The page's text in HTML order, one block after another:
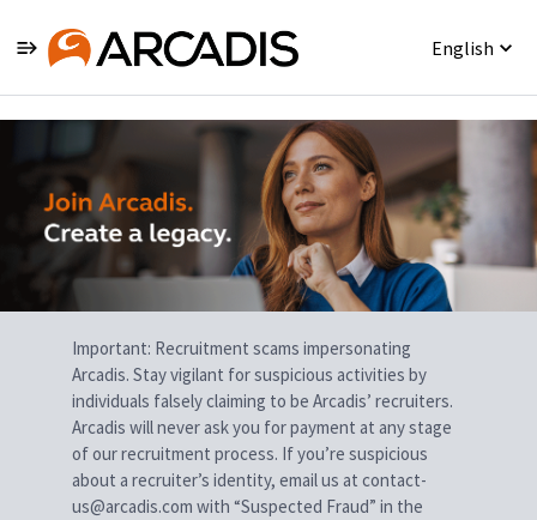
English
Single
Position
Important: Recruitment scams impersonating
Arcadis. Stay vigilant for suspicious activities by
individuals falsely claiming to be Arcadis’ recruiters.
Arcadis will never ask you for payment at any stage
of our recruitment process. If you’re suspicious
about a recruiter’s identity, email us at contact-
us@arcadis.com with “Suspected Fraud” in the